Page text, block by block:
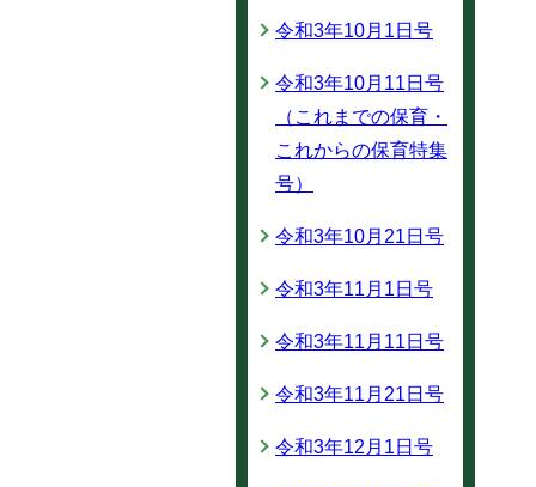
令和3年10月1日号
令和3年10月11日号
（これまでの保育・
これからの保育特集
号）
令和3年10月21日号
令和3年11月1日号
令和3年11月11日号
令和3年11月21日号
令和3年12月1日号